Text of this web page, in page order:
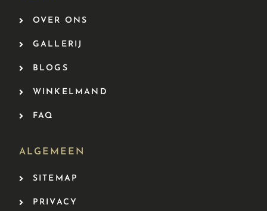
OVER ONS
GALLERIJ
BLOGS
WINKELMAND
FAQ
ALGEMEEN
SITEMAP
PRIVACY